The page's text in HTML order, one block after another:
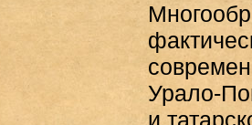
Урало-
и